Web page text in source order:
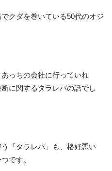
クダを巻いている50代のオジ
っちの会社に行っていれ
に関するタラレバの話でし
「タラレバ」も、格好悪い
です。